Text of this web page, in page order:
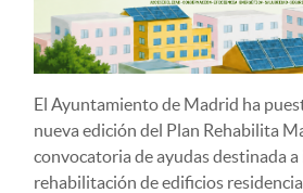
El Ayuntamiento de Madrid ha
nueva edición del Plan Rehabilita
convocatoria de ayudas destinada a
rehabilitación de edificios